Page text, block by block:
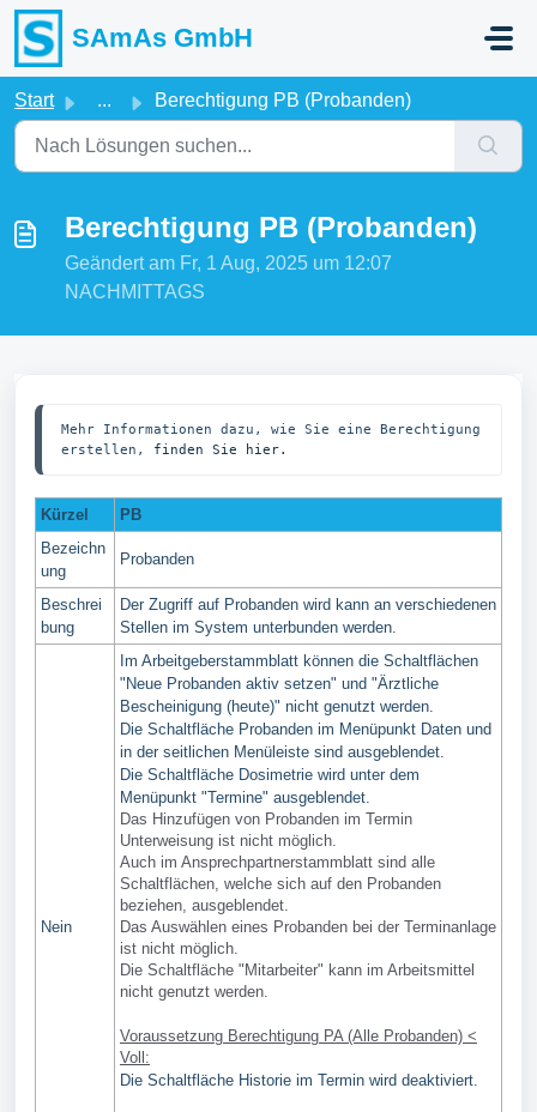
Zum hauptsächlichen Inhalt gehen
SAmAs GmbH
Start ... Berechtigung PB (Probanden)
Berechtigung PB (Probanden)
Geändert am Fr, 1 Aug, 2025 um 12:07
NACHMITTAGS
Mehr Informationen dazu, wie Sie eine Berechtigung
erstellen, finden Sie hier.
Kürzel
PB
Bezeichn
ung
Probanden
Beschrei
bung
Der Zugriff auf Probanden wird kann an verschiedenen
Stellen im System unterbunden werden.
Nein
Im Arbeitgeberstammblatt können die Schaltflächen
"Neue Probanden aktiv setzen" und "Ärztliche
Bescheinigung (heute)" nicht genutzt werden.
Die Schaltfläche Probanden im Menüpunkt Daten und
in der seitlichen Menüleiste sind ausgeblendet.
Die Schaltfläche Dosimetrie wird unter dem
Menüpunkt "Termine" ausgeblendet.
Das Hinzufügen von Probanden im Termin
Unterweisung ist nicht möglich.
Auch im Ansprechpartnerstammblatt sind alle
Schaltflächen, welche sich auf den Probanden
beziehen, ausgeblendet.
Das Auswählen eines Probanden bei der Terminanlage
ist nicht möglich.
Die Schaltfläche "Mitarbeiter" kann im Arbeitsmittel
nicht genutzt werden.
Voraussetzung Berechtigung PA (Alle Probanden) <
Voll:
Die Schaltfläche Historie im Termin wird deaktiviert.